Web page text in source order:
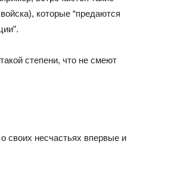
которые “предаются
степени, что не смеют
своих несчастьях впервые и